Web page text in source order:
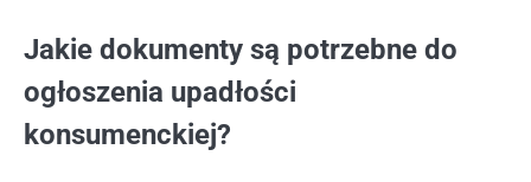
Jakie dokumenty są potrzebne do
ogłoszenia upadłości
konsumenckiej?